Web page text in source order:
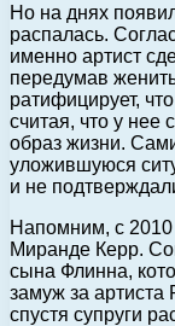
Но на днях
распалась.
именно артист
передумав
ратифицирует,
считая, что у
образ жизни.
уложившуюся
и не
Напомним, с
Миранде Керр.
сына Флинна,
замуж за артиста
спустя супруги